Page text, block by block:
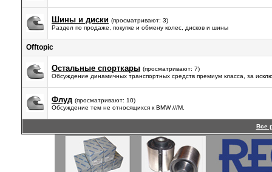
Шины и диски (просматривают: 3)
Раздел по продаже, покупке и обмену колес, дисков и шины
Offtopic
Остальные спорткары (просматривают: 7)
Обсуждение динамичных транспортных средств премиум класса, за
Флуд (просматривают: 10)
Обсуждение тем не относящихся к BMW ///М.
Все